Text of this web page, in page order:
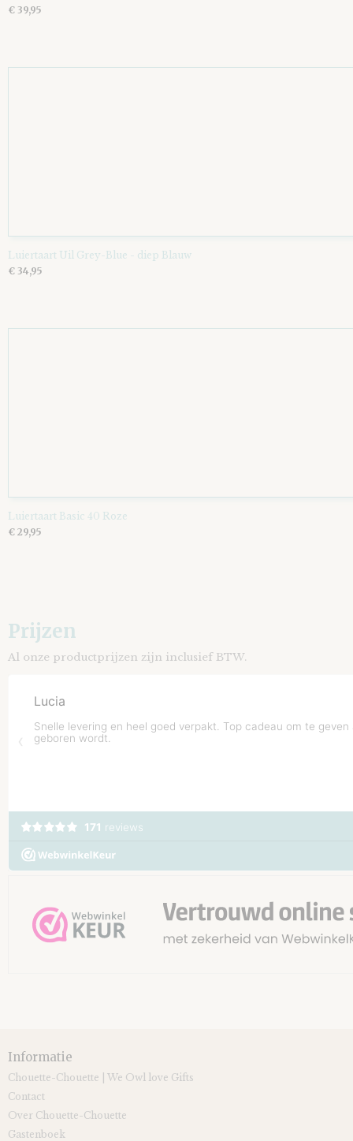
€ 39,95
Luiertaart Uil Grey-Blue - diep Blauw
€ 34,95
Luiertaart Basic 40 Roze
€ 29,95
Prijzen
Al onze productprijzen zijn inclusief BTW.
Informatie
Chouette-Chouette | We Owl love Gifts
Contact
Over Chouette-Chouette
Gastenboek